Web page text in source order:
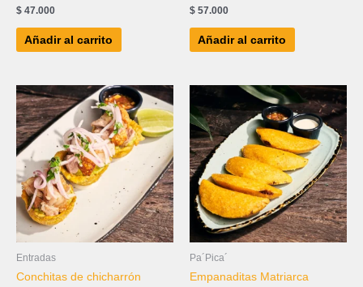
$ 47.000
Añadir al carrito
$ 57.000
Añadir al carrito
Entradas
Conchitas de chicharrón
Pa´Pica´
Empanaditas Matriarca